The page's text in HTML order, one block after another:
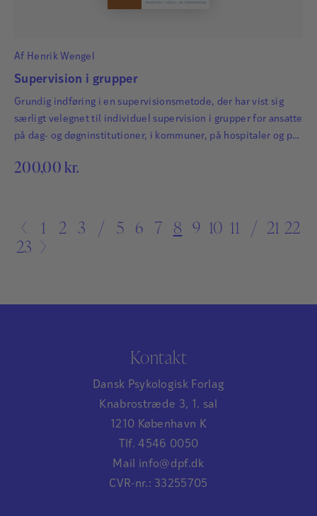
Af Henrik Wengel
Supervision i grupper
Grundig indføring i en supervisionsmetode, der har vist sig
særligt velegnet til individuel supervision i grupper for ansatte
på dag- og døgninstitutioner, i kommuner, på hospitaler og på
relation er i fokus.
200,00 kr.
← 1 2 3 … 5 6 7 8 9 10 11 … 21 22
23 →
Kontakt
Dansk Psykologisk Forlag
Knabrostræde 3, 1. sal
1210 København K
Tlf. 4546 0050
Mail info@dpf.dk
CVR-nr.: 33255705